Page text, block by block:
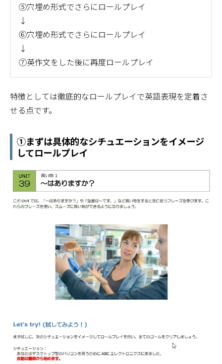
⑤穴埋め形式でさらにロールプレイ
↓
⑥穴埋め形式でさらにロールプレイ
↓
⑦英作文をした後に再度ロールプレイ
特徴としては徹底的なロールプレイで英語表現を定着さ
せる点です。
①まずは具体的なシチュエーションをイメージ
してロールプレイ